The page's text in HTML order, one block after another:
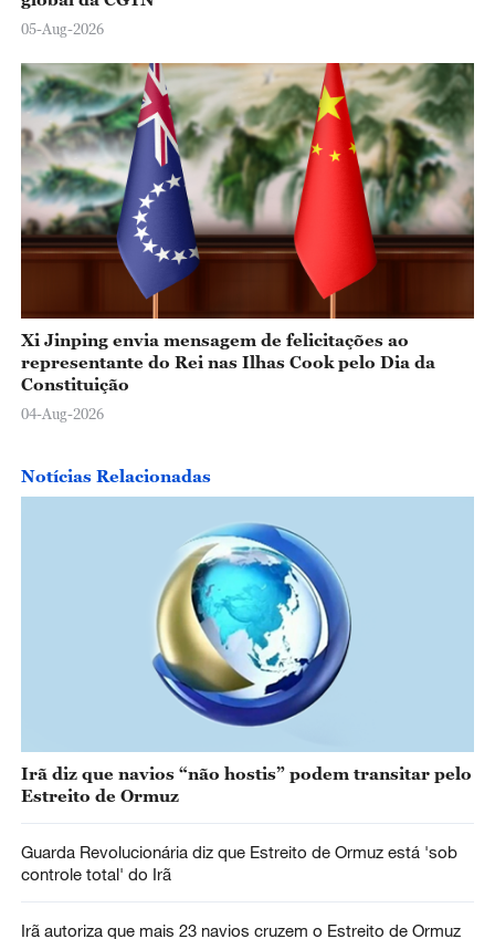
05-Aug-2026
Xi Jinping envia mensagem de felicitações ao
representante do Rei nas Ilhas Cook pelo Dia da
Constituição
04-Aug-2026
Notícias Relacionadas
Irã diz que navios “não hostis” podem transitar pelo
Estreito de Ormuz
Guarda Revolucionária diz que Estreito de Ormuz está 'sob
controle total' do Irã
Irã autoriza que mais 23 navios cruzem o Estreito de Ormuz